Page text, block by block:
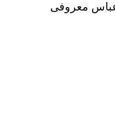
معروفی